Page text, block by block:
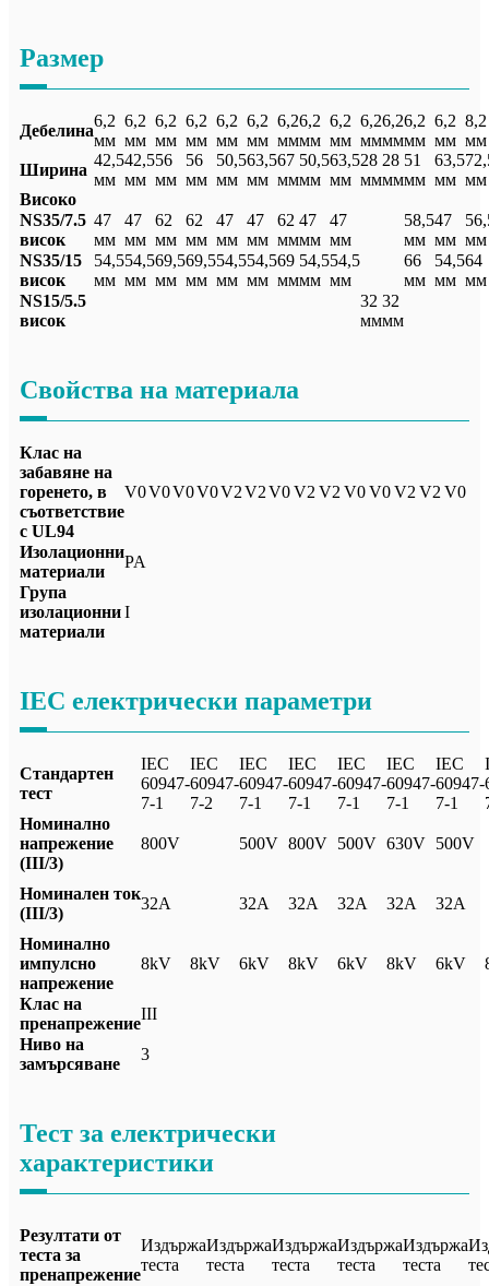
Размер
Дебелина
6,2
мм
6,2
мм
6,2
мм
6,2
мм
6,2
мм
6,2
мм
6,2
мм
6,2
мм
6,2
мм
6,2
мм
6,2
мм
6,2
мм
6,2
мм
8,2
мм
Ширина
42,5
мм
42,5
мм
56
мм
56
мм
50,5
мм
63,5
мм
67
мм
50,5
мм
63,5
мм
28
мм
28
мм
51
мм
63,5
мм мм
Високо
NS35/7.5
висок
47
мм
47
мм
62
мм
62
мм
47
мм
47
мм
62
мм
47
мм
47
мм
58,5
мм
47
мм мм
NS35/15
висок
54,5
мм
54,5
мм
69,5
мм
69,5
мм
54,5
мм
54,5
мм
69
мм
54,5
мм
54,5
мм
66
мм
54,5
мм
64
мм
NS15/5.5
висок
32
мм
32
мм
Свойства на материала
Клас на
забавяне на
горенето, в
съответствие
с UL94
V0V0V0V0V2V2V0V2 V2 V0V0V2 V2 V0
Изолационни
материали
PA
Група
изолационни
материали
I
IEC електрически параметри
Стандартен
тест
IEC
60947-
7-1
IEC
60947-
7-2
IEC
60947-
7-1
IEC
60947-
7-1
IEC
60947-
7-1
IEC
60947-
7-1
IEC
60947-
7-1
Номинално
напрежение
(III/3)
800V 500V 800V 500V 630V 500V
Номинален ток
(III/3)
32А 32А 32А 32А 32А 32А
Номинално
импулсно
напрежение
8kV 8kV 6kV 8kV 6kV 8kV 6kV
Клас на
пренапрежение
III
Ниво на
замърсяване
3
Тест за електрически
характеристики
Резултати от
теста за
пренапрежение
Издържа
теста
Издържа
теста
Издържа
теста
Издържа
теста
Издържа
теста